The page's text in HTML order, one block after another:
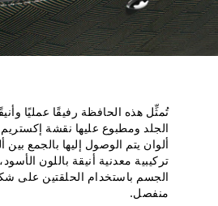
تُمثِّل هذه الحافظة رفيقًا عمليًا
ألوان يتم الوصول إليها بالجمع
تركيبية معدنية أنيقة باللون
منفصل.